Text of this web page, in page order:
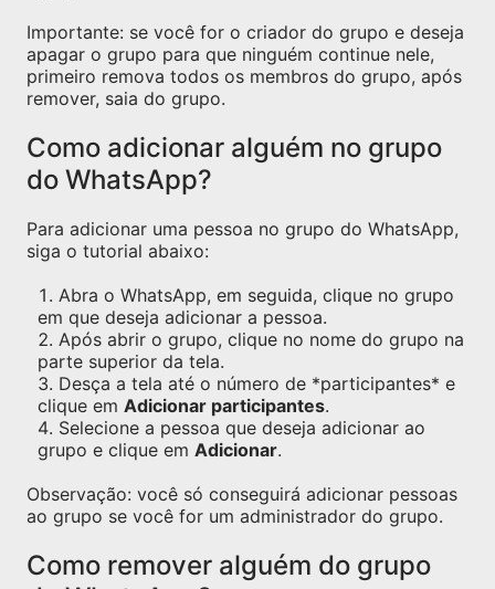
Importante: se você for o criador do grupo e deseja
apagar o grupo para que ninguém continue nele,
primeiro remova todos os membros do grupo, após
remover, saia do grupo.
Como adicionar alguém no grupo
do WhatsApp?
Para adicionar uma pessoa no grupo do WhatsApp,
siga o tutorial abaixo:
Abra o WhatsApp, em seguida, clique no grupo
em que deseja adicionar a pessoa.
Após abrir o grupo, clique no nome do grupo na
parte superior da tela.
Desça a tela até o número de *participantes* e
clique em Adicionar participantes.
Selecione a pessoa que deseja adicionar ao
grupo e clique em Adicionar.
Observação: você só conseguirá adicionar pessoas
ao grupo se você for um administrador do grupo.
Como remover alguém do grupo